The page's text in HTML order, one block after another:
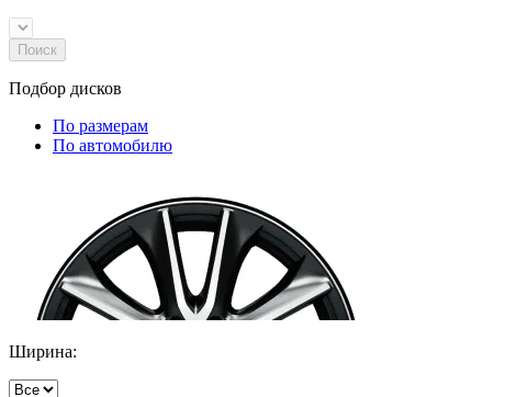
Поиск
Подбор дисков
По размерам
По автомобилю
Ширина: